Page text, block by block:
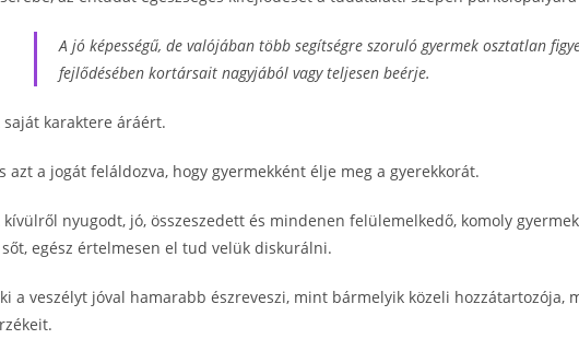
A jó képességű, de valójában több segítségre szoruló gyermek osztatlan
fejlődésében kortársait nagyjából vagy teljesen beérje.
saját karaktere áráért.
azt a jogát feláldozva, hogy gyermekként élje meg a gyerekkorát.
kívülről nyugodt, jó, összeszedett és mindenen felülemelkedő, komoly
sőt, egész értelmesen el tud velük diskurálni.
a veszélyt jóval hamarabb észreveszi, mint bármelyik közeli hozzátartozója,